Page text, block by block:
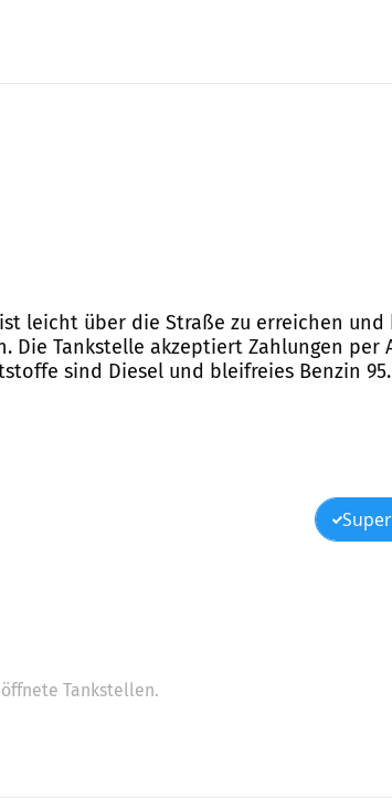
leicht über die Straße zu erreichen
Tankstelle akzeptiert Zahlungen per
sind Diesel und bleifreies Benzin 95.
Tankstellen.